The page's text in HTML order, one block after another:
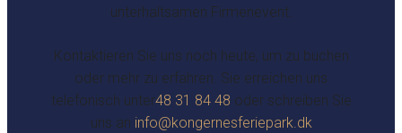
unterhaltsamen Firmenevent.
Kontaktieren Sie uns noch heute, um zu buchen
oder mehr zu erfahren. Sie erreichen uns
telefonisch unter48 31 84 48 oder schreiben Sie
uns an info@kongernesferiepark.dk